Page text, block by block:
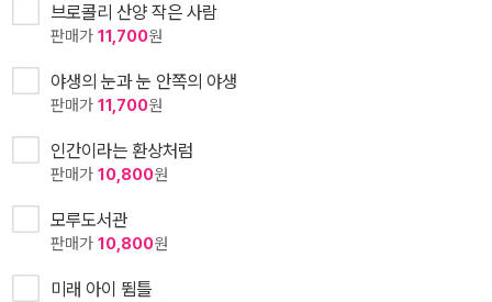
브로콜리 산양 작은 사람
판매가 11,700원
야생의 눈과 눈 안쪽의 야생
판매가 11,700원
인간이라는 환상처럼
판매가 10,800원
모루도서관
판매가 10,800원
미래 아이 뜀틀